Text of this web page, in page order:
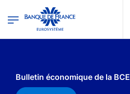
Banque de France - Menu Principal
Bulletin économique de la BCE